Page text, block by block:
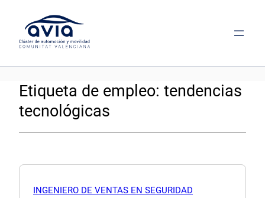
contenido
Etiqueta de empleo: tendencias
tecnológicas
INGENIERO DE VENTAS EN SEGURIDAD